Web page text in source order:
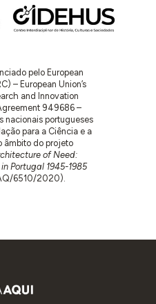
pelo European
– European Union’s
and Innovation
949686 –
nacionais portugueses
para a Ciência e a
âmbito do projeto
of Need:
Portugal 1945-1985
6510/2020).